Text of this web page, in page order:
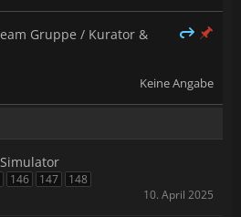
Gruppe / Kurator &
Keine Angabe
146 147
148
10. April 2025